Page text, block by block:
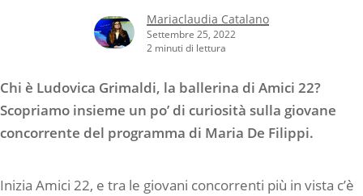
Mariaclaudia Catalano
Settembre 25, 2022
2 minuti di lettura
Chi è Ludovica Grimaldi, la ballerina di Amici 22?
Scopriamo insieme un po’ di curiosità sulla giovane
concorrente del programma di Maria De Filippi.
Inizia Amici 22, e tra le giovani concorrenti più in vista c’è